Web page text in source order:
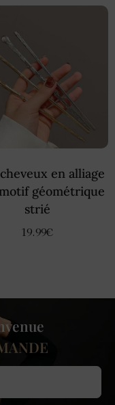
en alliage
géométrique
strié
19.99€